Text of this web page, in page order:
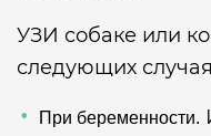
УЗИ собаке или
следующих
При беременности.